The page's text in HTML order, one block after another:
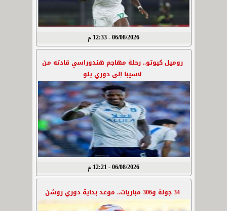
06/08/2026 - 12:33 م
روميل كيوتو.. رحلة مهاجم هندوراسي قادته من
لاسيبا إلى دوري يلو
06/08/2026 - 12:21 م
34 جولة و306 مباريات.. موعد بداية دوري روشن